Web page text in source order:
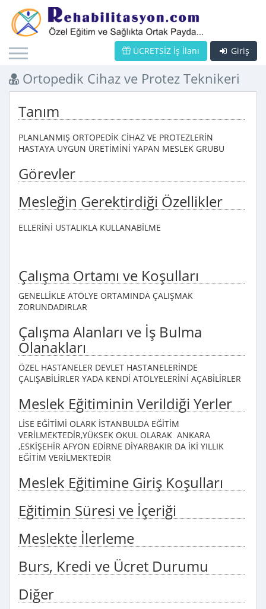
Giriş
ÜCRETSİZ İş İlanı
Ortopedik Cihaz ve Protez Teknikeri
Tanım
PLANLANMIŞ ORTOPEDİK CİHAZ VE PROTEZLERİN
HASTAYA UYGUN ÜRETİMİNİ YAPAN MESLEK GRUBU
Görevler
Mesleğin Gerektirdiği Özellikler
ELLERİNİ USTALIKLA KULLANABİLME
Çalışma Ortamı ve Koşulları
GENELLİKLE ATÖLYE ORTAMINDA ÇALIŞMAK
ZORUNDADIRLAR
Çalışma Alanları ve İş Bulma
Olanakları
ÖZEL HASTANELER DEVLET HASTANELERİNDE
ÇALIŞABİLİRLER YADA KENDİ ATÖLYELERİNİ AÇABİLİRLER
Meslek Eğitiminin Verildiği Yerler
LİSE EĞİTİMİ OLARK İSTANBULDA EĞİTİM
VERİLMEKTEDİR,YÜKSEK OKUL OLARAK ANKARA
,ESKİŞEHİR AFYON EDİRNE DİYARBAKIR DA İKİ YILLIK
EĞİTİM VERİLMEKTEDİR
Meslek Eğitimine Giriş Koşulları
Eğitimin Süresi ve İçeriği
Meslekte İlerleme
Burs, Kredi ve Ücret Durumu
Diğer